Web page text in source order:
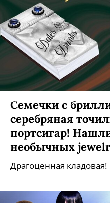
Семечки с
серебряная
портсигар!
необычных
Драгоценная кладовая!